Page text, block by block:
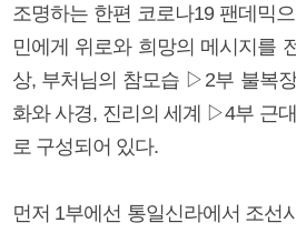
조명하는 한편 코로나19 팬데믹
민에게 위로와 희망의 메시지를
상, 부처님의 참모습 ▷2부 불복
화와 사경, 진리의 세계 ▷4부 근
로 구성되어 있다.
먼저 1부에선 통일신라에서 조선